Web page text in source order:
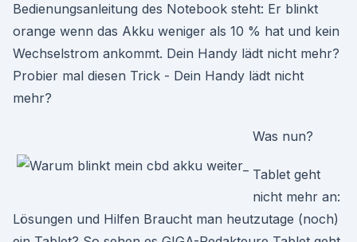
Bedienungsanleitung des Notebook steht: Er blinkt
orange wenn das Akku weniger als 10 % hat und kein
Wechselstrom ankommt. Dein Handy lädt nicht mehr?
Probier mal diesen Trick - Dein Handy lädt nicht
mehr?
Was nun?
Tablet geht
nicht mehr an:
Lösungen und Hilfen Braucht man heutzutage (noch)